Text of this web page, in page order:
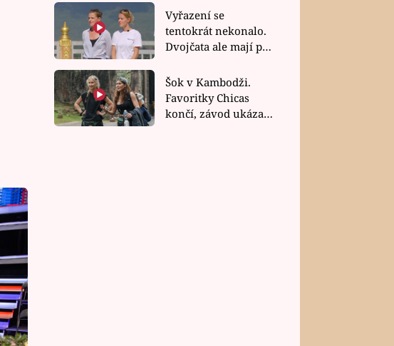
rychlé recepty
Vyřazení se
tentokrát nekonalo.
Dvojčata ale mají po
závodu nůž na krku
Šok v Kambodži.
Favoritky Chicas
končí, závod ukázal